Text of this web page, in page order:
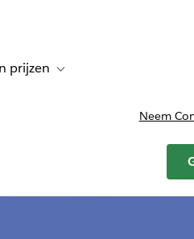
for Informatiebronnen
prijzen Toggle sub-navigation for
Neem